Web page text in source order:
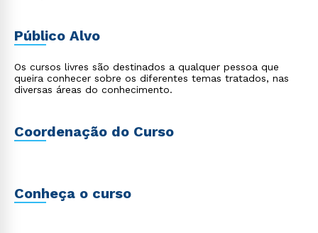
Público Alvo
Os cursos livres são destinados a qualquer pessoa que
queira conhecer sobre os diferentes temas tratados, nas
diversas áreas do conhecimento.
Coordenação do Curso
Conheça o curso